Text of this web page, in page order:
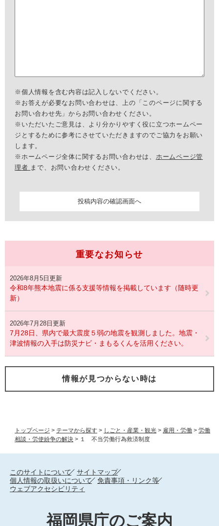
トップページ > テーマから探す > しごと・産業・観光 > 雇用・労働 > 労働
相談・労使紛争の解決 > １ 不当労働行為救済制度
※個人情報を含む内容は記入しないでください。
※お答えが必要なお問い合わせは、上の「このページに関する
お問い合わせ先」からお問い合わせください。
※いただいたご意見は、より分かりやすく役に立つホームペー
ジとするために参考にさせていただきますのでご協力をお願い
します。
※ホームページ全体に関するお問い合わせは、 ホームページ管
理者 まで、お問い合わせください。
重要なお知らせ
2026年8月5日更新
令和8年熊本地震に係る支援等情報を掲載しています（随時更
新）
2026年7月28日更新
7月28日、県内で最大震度５弱の地震を観測しました。地震・
津波情報の入手は防災ナビ・まもるくんを活用ください。
情報が見つからない時は
このサイトについて
サイトマップ
個人情報の取扱いについて
免責事項・リンク等
ウェブアクセシビリティ
福岡県庁のご案内